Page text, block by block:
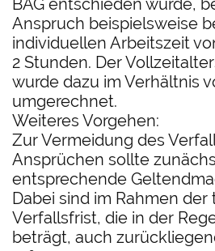
BAG entschieden wurde,
Anspruch beispielsweise
individuellen Arbeitszeit
2 Stunden. Der
wurde dazu im Verhältnis
umgerechnet.
Weiteres Vorgehen:
Zur Vermeidung des
Ansprüchen sollte
entsprechende
Dabei sind im Rahmen der
Verfallsfrist, die in der
beträgt, auch